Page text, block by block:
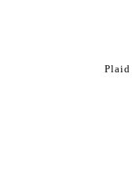
Plaid